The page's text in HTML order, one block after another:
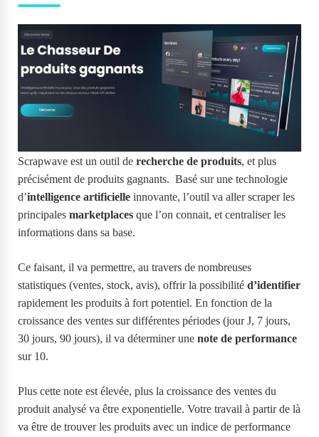
Scrapwave est un outil de recherche de produits, et plus
précisément de produits gagnants. Basé sur une technologie
d’intelligence artificielle innovante, l’outil va aller scraper les
principales marketplaces que l’on connait, et centraliser les
informations dans sa base.
Ce faisant, il va permettre, au travers de nombreuses
statistiques (ventes, stock, avis), offrir la possibilité d’identifier
rapidement les produits à fort potentiel. En fonction de la
croissance des ventes sur différentes périodes (jour J, 7 jours,
30 jours, 90 jours), il va déterminer une note de performance
sur 10.
Plus cette note est élevée, plus la croissance des ventes du
produit analysé va être exponentielle. Votre travail à partir de là
va être de trouver les produits avec un indice de performance